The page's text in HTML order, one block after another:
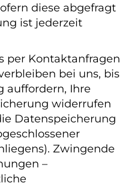
diese abgefragt
ist jederzeit
per Kontaktanfragen
bei uns, bis
auffordern, Ihre
widerrufen
Datenspeicherung
Zwingende
–